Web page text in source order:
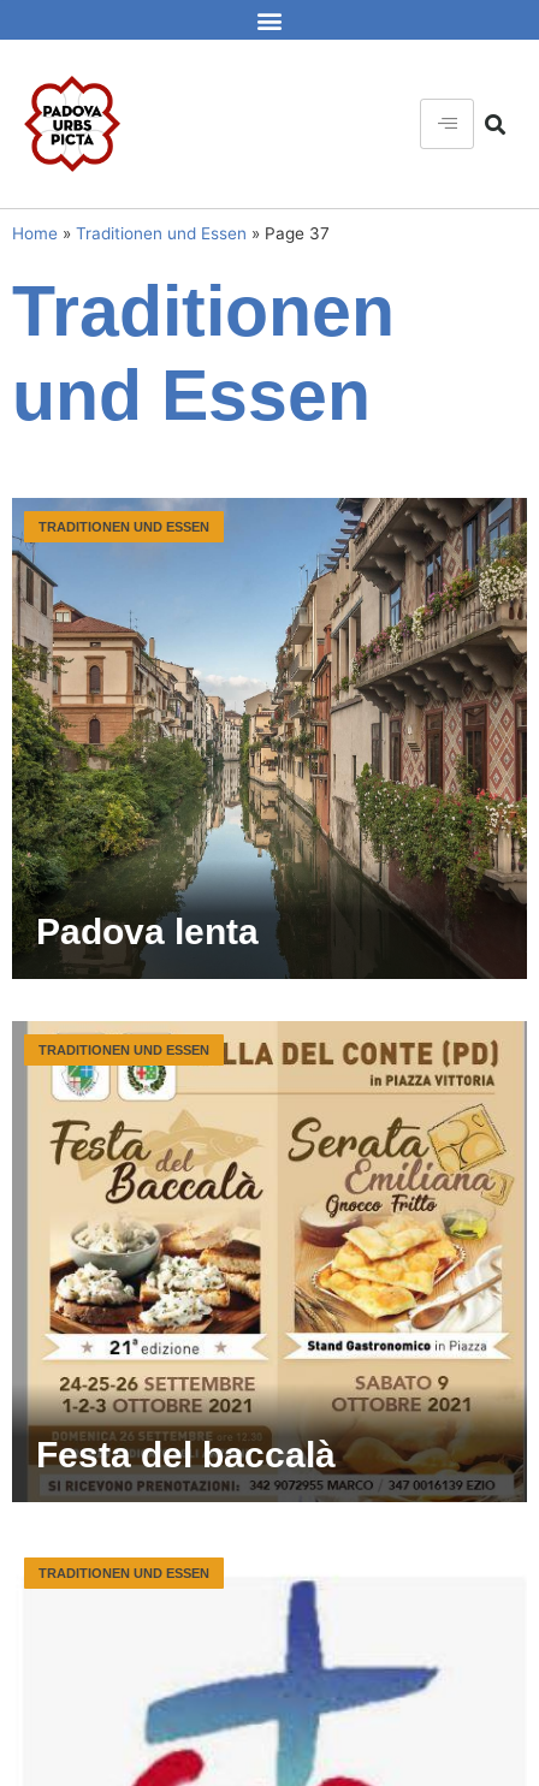
Home » Traditionen und Essen » Page 37
Traditionen
und Essen
Padova lenta
TRADITIONEN UND ESSEN
Festa del baccalà
TRADITIONEN UND ESSEN
TRADITIONEN UND ESSEN